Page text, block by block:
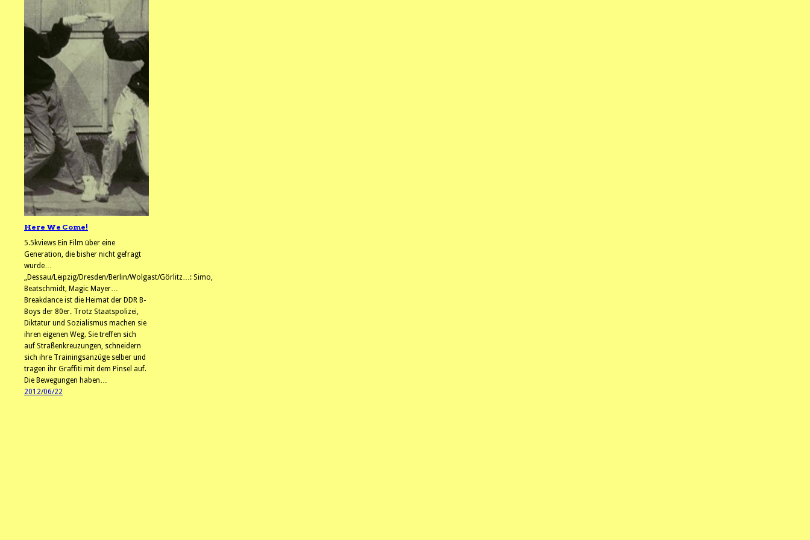
Here We Come!
5.5kviews Ein Film über eine
Generation, die bisher nicht gefragt
wurde…
„Dessau/Leipzig/Dresden/Berlin/Wolgast/Görlitz…: Simo,
Beatschmidt, Magic Mayer…
Breakdance ist die Heimat der DDR B-
Boys der 80er. Trotz Staatspolizei,
Diktatur und Sozialismus machen sie
ihren eigenen Weg. Sie treffen sich
auf Straßenkreuzungen, schneidern
sich ihre Trainingsanzüge selber und
tragen ihr Graffiti mit dem Pinsel auf.
Die Bewegungen haben…
2012/06/22